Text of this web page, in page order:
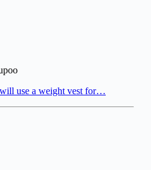
use a weight vest for…